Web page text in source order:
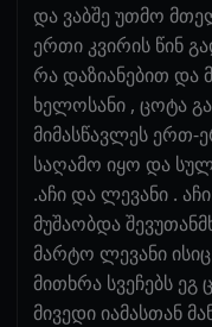
და ვაბშე უთმო
ერთი კვირის წინ
რა დაზიანებით
ხელოსანი , ცოტა
მიმასწავლეს ერთ-
საღამო იყო და
.აჩი და ლევანი .
მუშაობდა
მარტო ლევანი
მითხრა სვეჩებს
მივედი იამასთან